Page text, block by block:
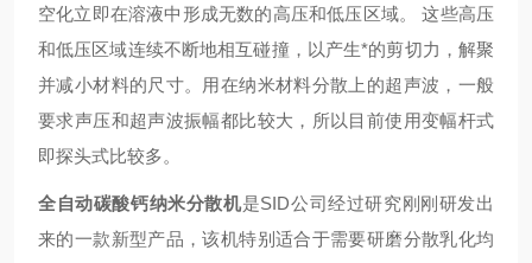
空化立即在溶液中形成无数的高压和低压区域。 这些高压
和低压区域连续不断地相互碰撞，以产生*的剪切力，解聚
并减小材料的尺寸。用在纳米材料分散上的超声波，一般
要求声压和超声波振幅都比较大，所以目前使用变幅杆式
即探头式比较多。
全自动碳酸钙纳米分散机是SID公司经过研究刚刚研发出
来的一款新型产品，该机特别适合于需要研磨分散乳化均